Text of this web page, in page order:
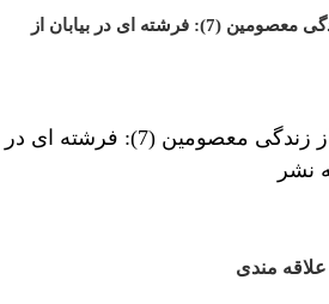
کتاب قصه های شیرین از زندگی معصومین (7): فرشته ای در بیابان از
کتاب قصه های شیرین از زندگی معصومین (7): فرشته ای در
نشر
علاقه مندی